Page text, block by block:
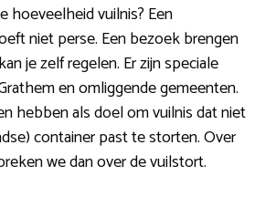
hoeveelheid vuilnis? Een
niet perse. Een bezoek brengen
je zelf regelen. Er zijn speciale
en omliggende gemeenten.
hebben als doel om vuilnis dat niet
container past te storten. Over
we dan over de vuilstort.